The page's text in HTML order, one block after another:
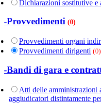
Dichiarazioni sostitutive
-Provvedimenti (0)
Provvedimenti organi
Provvedimenti dirigenti (0)
-Bandi di gara e
Atti delle amministrazioni
aggiudicatori distintamente